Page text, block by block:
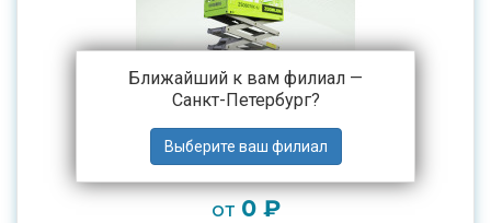
Ближайший к вам филиал —
Санкт-Петербург?
от 0 ₽